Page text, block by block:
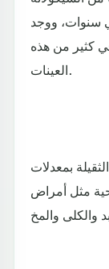
سنوات، ووجد
كثير من هذه
العينات.
بمعدلات
مثل أمراض